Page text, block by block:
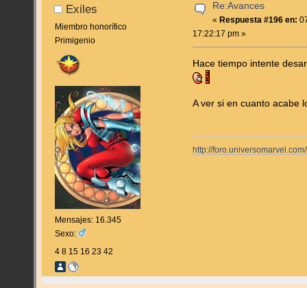
Exiles
Miembro honorífico
Primigenio
Mensajes: 16.345
Sexo:
4 8 15 16 23 42
Re:Avances
« Respuesta #196 en:
17:22:17 pm »
Hace tiempo intente
A ver si en cuanto acabe
http://